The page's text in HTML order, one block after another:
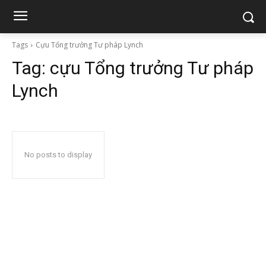
Tags Cựu Tổng trưởng Tư pháp Lynch
Tag: cựu Tổng trưởng Tư pháp
Lynch
No posts to display